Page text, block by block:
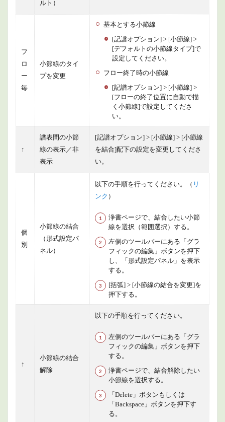
ルト）
フ
ロ
ー
毎
小節線のタイ
プを変更
基本とする小節線
[記譜オプション] > [小節線] >
[デフォルトの小節線タイプ]で
設定してください。
フロー終了時の小節線
[記譜オプション] > [小節線] >
[フローの終了位置に自動で描
く小節線]で設定してくださ
い。
↑
譜表間の小節
線の表示／非
表示
[記譜オプション] > [小節線] > [小節線
を結合]配下の設定を変更してくださ
い。
個
別
小節線の結合
（形式設定パ
ネル）
以下の手順を行ってください。（ リ
ンク ）
浄書ページで、結合したい小節
線を選択（範囲選択）する。
左側のツールバーにある「グラ
フィックの編集」ボタンを押下
し、「形式設定パネル」を表示
する。
[括弧] > [小節線の結合を変更]を
押下する。
↑
小節線の結合
解除
以下の手順を行ってください。
左側のツールバーにある「グラ
フィックの編集」ボタンを押下
する。
浄書ページで、結合解除したい
小節線を選択する。
「Delete」ボタンもしくは
「Backspace」ボタンを押下す
る。